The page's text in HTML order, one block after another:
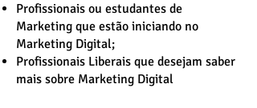
Profissionais ou estudantes de
Marketing que estão iniciando no
Marketing Digital;
Profissionais Liberais que desejam saber
mais sobre Marketing Digital